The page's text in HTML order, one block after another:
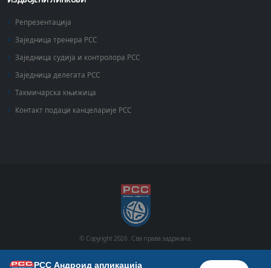
Репрезентација
Заједница тренера РСС
Заједница судија и контролора РСС
Заједница делегата РСС
Такмичарска књижица
Контакт подаци канцеларије РСС
© Copyright2026 . Сва права задржана.
РСС Андроид апликација